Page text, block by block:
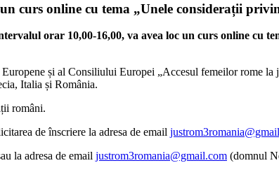
curs online cu tema „Unele considerații
orar 10,00-16,00, va avea loc un curs online
și al Consiliului Europei „Accesul femeilor rome
Italia și România.
români.
de înscriere la adresa de email
la adresa de email justrom3romania@gmail.com (domnul